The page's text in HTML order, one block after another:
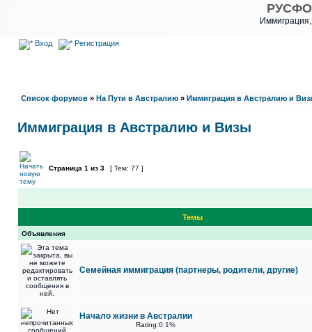
Вход Регистрация
Список форумов » На Пути в Австралию » Иммиграция в Австралию и
Иммиграция в Австралию и Визы
Страница 1 из 3 [ Тем: 77 ]
Темы
Объявления
Семейная иммиграция (партнеры, родители, другие)
Начало жизни в Австралии
Rating:0.1%